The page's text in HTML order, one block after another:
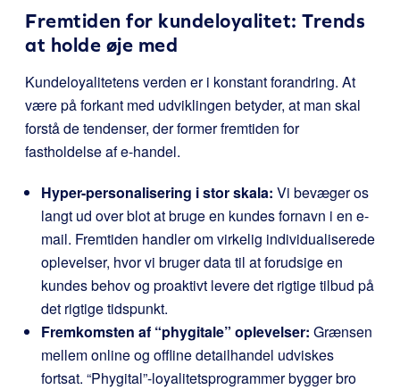
Fremtiden for kundeloyalitet: Trends
at holde øje med
Kundeloyalitetens verden er i konstant forandring. At
være på forkant med udviklingen betyder, at man skal
forstå de tendenser, der former fremtiden for
fastholdelse af e-handel.
Hyper-personalisering i stor skala: Vi bevæger os
langt ud over blot at bruge en kundes fornavn i en e-
mail. Fremtiden handler om virkelig individualiserede
oplevelser, hvor vi bruger data til at forudsige en
kundes behov og proaktivt levere det rigtige tilbud på
det rigtige tidspunkt.
Fremkomsten af “phygitale” oplevelser: Grænsen
mellem online og offline detailhandel udviskes
fortsat. “Phygital”-loyalitetsprogrammer bygger bro